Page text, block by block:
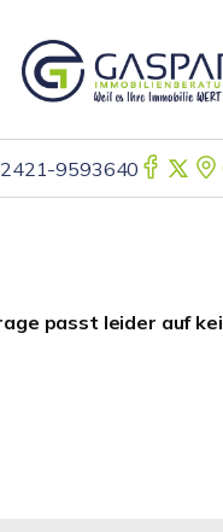
9593640
passt leider auf